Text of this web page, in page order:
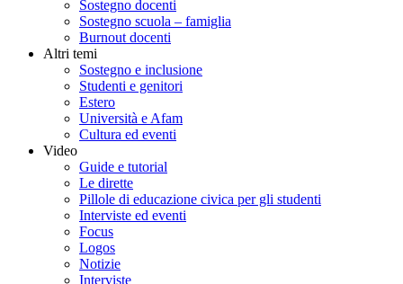
Sostegno docenti
Sostegno scuola – famiglia
Burnout docenti
Altri temi
Sostegno e inclusione
Studenti e genitori
Estero
Università e Afam
Cultura ed eventi
Video
Guide e tutorial
Le dirette
Pillole di educazione civica per gli studenti
Interviste ed eventi
Focus
Logos
Notizie
Interviste